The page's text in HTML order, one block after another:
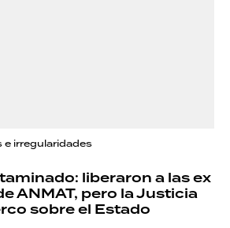
irregularidades
liberaron a las ex
ANMAT, pero la Justicia
sobre el Estado